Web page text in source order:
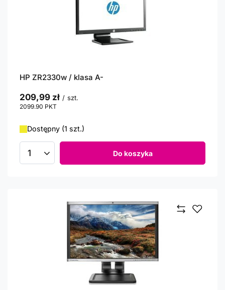
HP ZR2330w / klasa A-
209,99 zł / szt.
2099.90 PKT
Dostępny (1 szt.)
Ilość produktów Do koszyka